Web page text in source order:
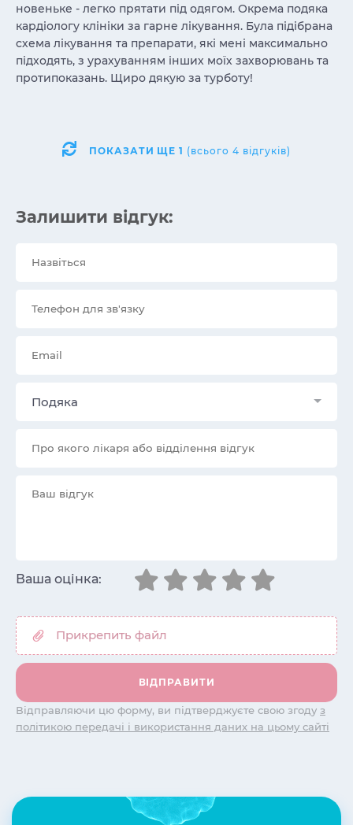
новеньке - легко прятати під одягом. Окрема подяка
кардіологу клініки за гарне лікування. Була підібрана
схема лікування та препарати, які мені максимально
підходять, з урахуванням інших моїх захворювань та
протипоказань. Щиро дякую за турботу!
ПОКАЗАТИ ЩЕ1 (всього 4 відгуків)
Залишити відгук:
Подяка
Ваша оцінка:
Відправляючи цю форму, ви підтверджуєте свою згоду з
політикою передачі і використання даних на цьому сайті